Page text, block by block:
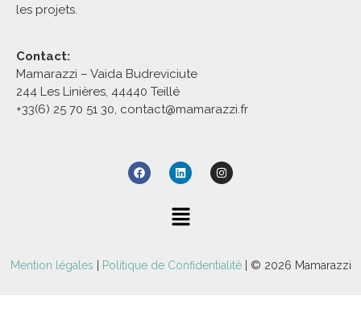
les projets.
Contact:
Mamarazzi – Vaida Budreviciute
244 Les Linières, 44440 Teillé
+33(6) 25 70 51 30, contact@mamarazzi.fr
Mention légales Politique de Confidentialité| © 2026 Mamarazzi